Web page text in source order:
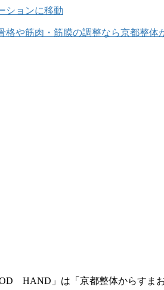
ションに移動
HAND」は「京都整体からすま